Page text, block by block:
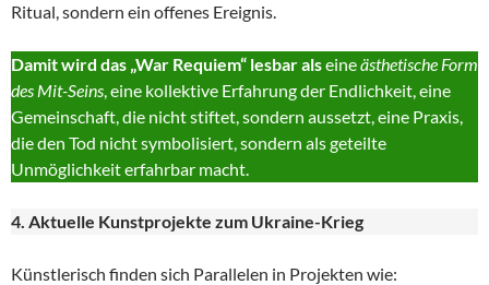
Ritual, sondern ein offenes Ereignis.
Damit wird das „War Requiem“ lesbar alseineästhetische Form
des Mit-Seins, eine kollektive Erfahrung der Endlichkeit, eine
Gemeinschaft, die nicht stiftet, sondern aussetzt, eine Praxis,
die den Tod nicht symbolisiert, sondern als geteilte
Unmöglichkeit erfahrbar macht.
4. Aktuelle Kunstprojekte zum Ukraine-Krieg
Künstlerisch finden sich Parallelen in Projekten wie: